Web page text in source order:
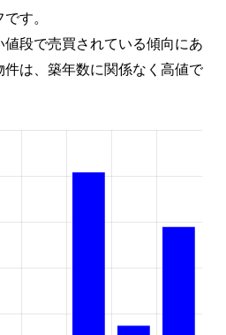
す。
段で売買されている傾向にあ
は、築年数に関係なく高値で